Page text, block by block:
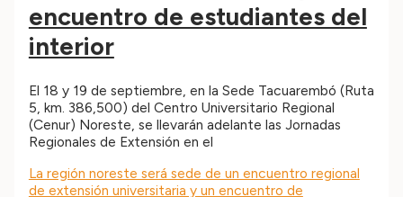
encuentro de estudiantes del
interior
El 18 y 19 de septiembre, en la Sede Tacuarembó (Ruta
5, km. 386,500) del Centro Universitario Regional
(Cenur) Noreste, se llevarán adelante las Jornadas
Regionales de Extensión en el
La región noreste será sede de un encuentro regional
de extensión universitaria y un encuentro de